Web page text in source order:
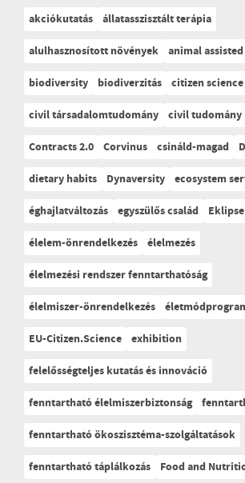
akciókutatás állatasszisztált terápia
alulhasznosított növények animal
biodiversity
biodiverzitás citizen science
civil társadalomtudomány civil tudomány
Contracts 2.0 Corvinus csináld-magad
dietary habits
Dynaversity ecosystem
éghajlatváltozás egyszülős család
Eklipse
élelem-önrendelkezés élelmezés
élelmezési rendszer fenntarthatóság
élelmiszer-önrendelkezés
EU-Citizen.Science exhibition
felelősségteljes kutatás és innováció
fenntartható élelmiszerbiztonság
fenntartható ökoszisztéma-szolgáltatások
fenntartható táplálkozás
Food and